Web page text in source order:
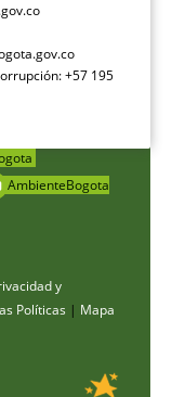
+57 195
AmbienteBogota
y
Políticas | Mapa